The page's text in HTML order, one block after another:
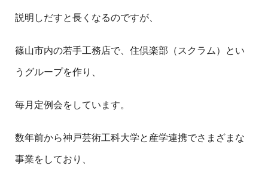
説明しだすと長くなるのですが、
篠山市内の若手工務店で、住倶楽部（スクラム）とい
うグループを作り、
毎月定例会をしています。
数年前から神戸芸術工科大学と産学連携でさまざまな
事業をしており、